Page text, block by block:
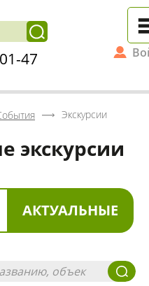
47
Экскурсии
экскурсии
АКТУАЛЬНЫЕ